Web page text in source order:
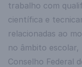
trabalho com
científica e
relacionadas ao
no âmbito
Conselho Federal